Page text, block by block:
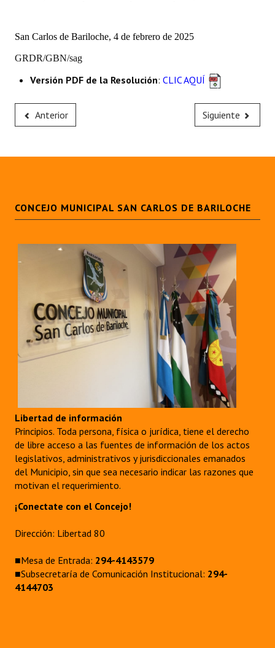
Periodistas Decanos - Registro
Ciudadano Ilustre - Registro
Banca del Vecino - Registro
Huéspedes de Honor - Registro
Reconocimientos - Registro
Entrega de distinciones
San Carlos de Bariloche, 4 de febrero de 2025
GRDR/GBN/sag
Versión PDF de la Resolución: CLIC AQUÍ
Anterior Siguiente
CONCEJO MUNICIPAL SAN CARLOS DE BARILOCHE
Libertad de información
Principios. Toda persona, física o jurídica, tiene el derecho
de libre acceso a las fuentes de información de los actos
legislativos, administrativos y jurisdiccionales emanados
del Municipio, sin que sea necesario indicar las razones que
motivan el requerimiento.
¡Conectate con el Concejo!
Dirección: Libertad 80
■Mesa de Entrada: 294-4143579
■Subsecretaría de Comunicación Institucional: 294-
4144703